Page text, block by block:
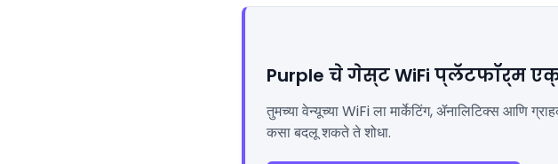
Purple चे गेस्ट WiFi प्लॅटफॉर्म
तुमच्या वेन्यूच्या WiFi ला मार्केटिंग, ॲनालिटिक्स आणि
कसा बदलू शकते ते शोधा.